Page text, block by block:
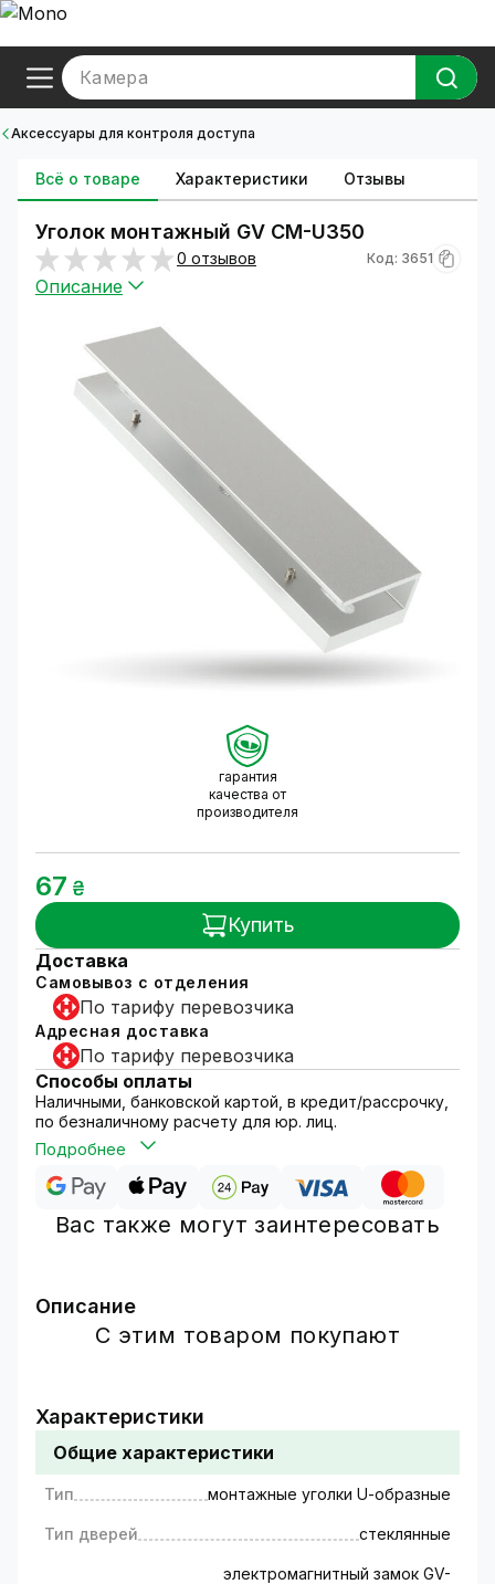
Камера
Аксессуары для контроля доступа
Всё о товаре Характеристики Отзывы
Уголок монтажный GV CM-U350
0 отзывов Код: 3651
Описание
гарантия
качества от
производителя
67 ₴
Купить
Доставка
Самовывоз с отделения
По тарифу перевозчика
Адресная доставка
По тарифу перевозчика
Способы оплаты
Наличными, банковской картой, в кредит/рассрочку,
по безналичному расчету для юр. лиц.
Подробнее
Вас также могут заинтересовать
Описание
Уголок монтажный GV CM-U350 предназначен
Материал изготовления – U-образный
металлический профиль. Тип крепления –
накладной при помощи болтов.
С этим товаром покупают
Характеристики
Общие характеристики
Тип монтажные уголки U-oбразные
Тип дверей стеклянные
электромагнитный замок GV-